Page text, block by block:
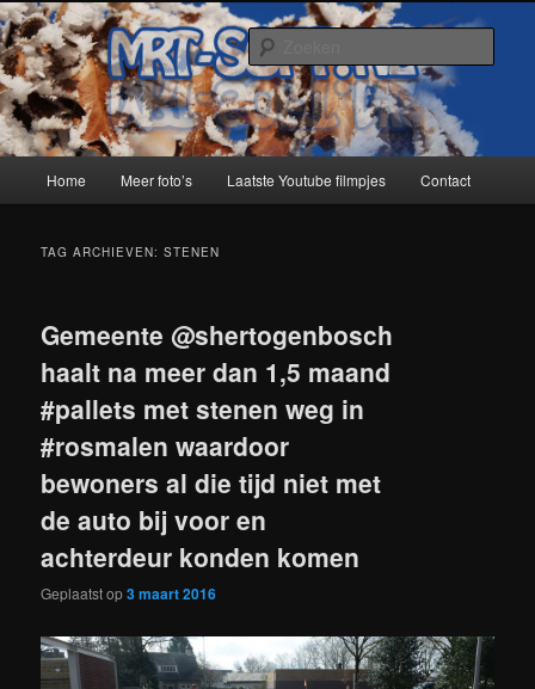
Spring
naar
de
primaire
inhoud
Spring
naar
de
secundaire
inhoudMRT-Soft
Home Meer foto’s Laatste Youtube filmpjes Contact
TAG ARCHIEVEN:STENEN
Gemeente @shertogenbosch
haalt na meer dan 1,5 maand
#pallets met stenen weg in
#rosmalen waardoor
bewoners al die tijd niet met
de auto bij voor en
achterdeur konden komen
Geplaatst op3 maart 2016